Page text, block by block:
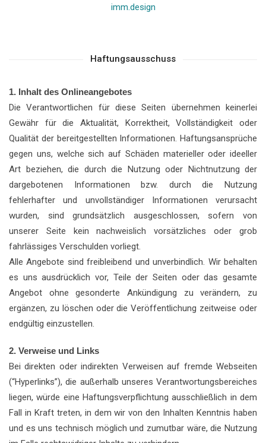
imm.design
Haftungsausschuss
1. Inhalt des Onlineangebotes
Die Verantwortlichen für diese Seiten übernehmen keinerlei
Gewähr für die Aktualität, Korrektheit, Vollständigkeit oder
Qualität der bereitgestellten Informationen. Haftungsansprüche
gegen uns, welche sich auf Schäden materieller oder ideeller
Art beziehen, die durch die Nutzung oder Nichtnutzung der
dargebotenen Informationen bzw. durch die Nutzung
fehlerhafter und unvollständiger Informationen verursacht
wurden, sind grundsätzlich ausgeschlossen, sofern von
unserer Seite kein nachweislich vorsätzliches oder grob
fahrlässiges Verschulden vorliegt.
Alle Angebote sind freibleibend und unverbindlich. Wir behalten
es uns ausdrücklich vor, Teile der Seiten oder das gesamte
Angebot ohne gesonderte Ankündigung zu verändern, zu
ergänzen, zu löschen oder die Veröffentlichung zeitweise oder
endgültig einzustellen.
2. Verweise und Links
Bei direkten oder indirekten Verweisen auf fremde Webseiten
(“Hyperlinks”), die außerhalb unseres Verantwortungsbereiches
liegen, würde eine Haftungsverpflichtung ausschließlich in dem
Fall in Kraft treten, in dem wir von den Inhalten Kenntnis haben
und es uns technisch möglich und zumutbar wäre, die Nutzung